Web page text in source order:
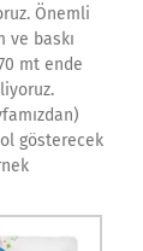
Önemli
ve baskı
mt ende
gösterecek